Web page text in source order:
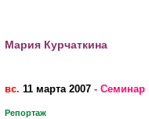
Мария Курчаткина
вс. 11 марта 2007- Семинар
Репортаж